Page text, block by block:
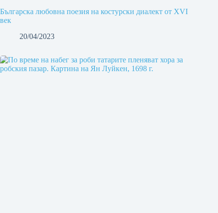
Българска любовна поезия на костурски диалект от ХVІ
век
20/04/2023